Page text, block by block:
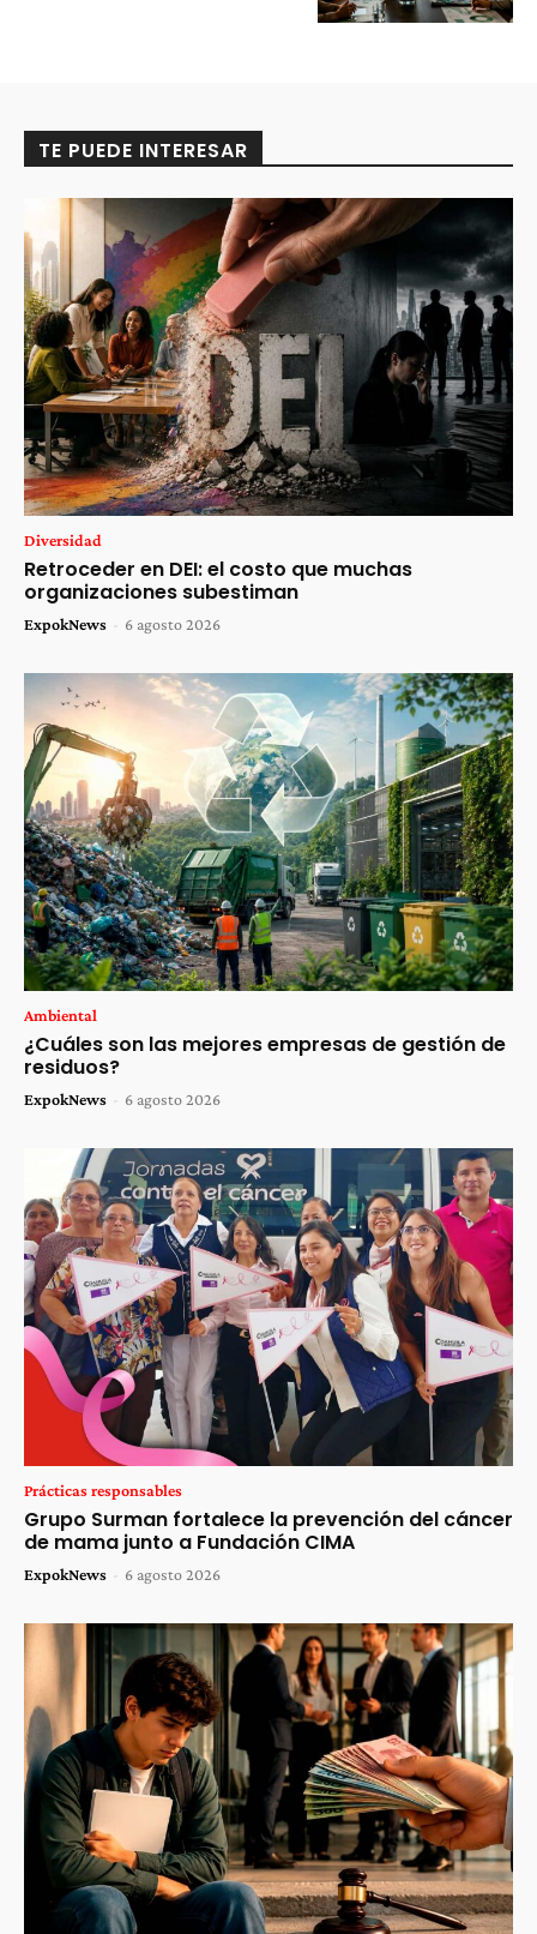
TE PUEDE INTERESAR
Diversidad
Retroceder en DEI: el costo que muchas
organizaciones subestiman
ExpokNews - 6 agosto 2026
Ambiental
¿Cuáles son las mejores empresas de gestión de
residuos?
ExpokNews - 6 agosto 2026
Prácticas responsables
Grupo Surman fortalece la prevención del cáncer
de mama junto a Fundación CIMA
ExpokNews - 6 agosto 2026